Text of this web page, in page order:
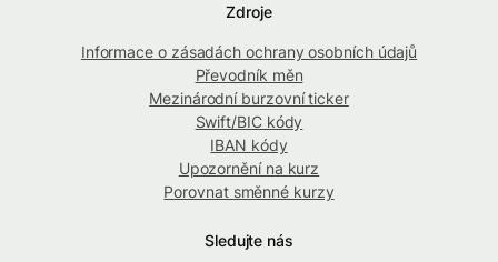
Zdroje
Informace o zásadách ochrany osobních údajů
Převodník měn
Mezinárodní burzovní ticker
Swift/BIC kódy
IBAN kódy
Upozornění na kurz
Porovnat směnné kurzy
Sledujte nás